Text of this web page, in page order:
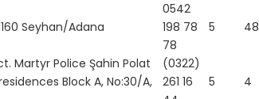
Seyhan/Adana
0542
198 78
78
5 48
Martyr Police Şahin Polat
Block A, No:30/A,
(0322)
261 16
5 4